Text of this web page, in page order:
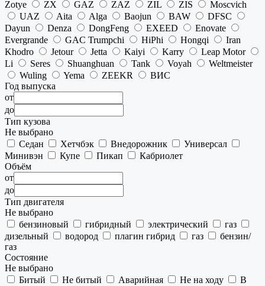
Zotye
ZX GAZ ZAZ ZIL ZIS
Moscvich
UAZ
Aita Alga Baojun BAW
DFSC
Dayun
Denza DongFeng EXEED
Enovate
Evergrande
GAC Trumpchi HiPhi Hongqi
Iran
Khodro
Jetour Jetta Kaiyi Karry
Leap Motor
Li
Seres Shuanghuan Tank Voyah
Weltmeister
Wuling
Yema ZEEKR
ВИС
Год выпуска
от
до
Тип кузова
Не выбрано
Седан
Хетчбэк Внедорожник
Универсал
Минивэн
Купе Пикап
Кабриолет
Объём
от
до
Тип двигателя
Не выбрано
бензиновый
гибридный электрический
газ
дизельный
водород плагин гибрид газ
бензин/
газ
Состояние
Не выбрано
Битый
Не битый Аварийная Не на ходу
В